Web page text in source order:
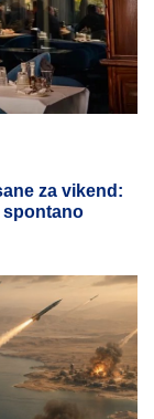
za vikend:
spontano